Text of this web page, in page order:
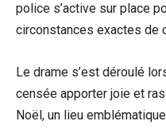
police s’active sur place
circonstances exactes de
Le drame s’est déroulé
censée apporter joie et
Noël, un lieu